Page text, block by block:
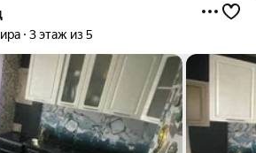
3 этаж из 5